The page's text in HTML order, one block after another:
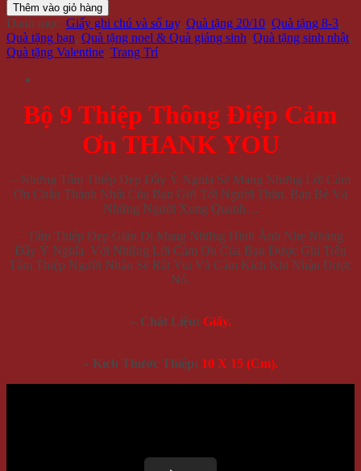
Thêm vào giỏ hàng
Danh mục: Giấy ghi chú và sổ tay, Quà tặng 20/10, Quà tặng 8-3,
Quà tặng bạn, Quà tặng noel & Quà giáng sinh, Quà tặng sinh nhật,
Quà tặng Valentine, Trang Trí
Bộ 9 Thiệp Thông Điệp Cảm
Ơn THANK YOU
– Những Tấm Thiệp Đẹp Đầy Ý Nghĩa Sẽ Mang Những Lời Cảm
Ơn Chân Thành Nhất Của Bạn Gửi Tới Người Thân, Bạn Bè Và
Những Người Xung Quanh…
– Tấm Thiệp Đẹp Giản Dị Mang Những Hình Ảnh Nhẹ Nhàng
Đầy Ý Nghĩa. Với Những Lời Cảm Ơn Của Bạn Được Ghi Trên
Tấm Thiệp Người Nhận Sẽ Rất Vui Và Cảm Kích Khi Nhận Được
Nó.
– Chất Liệu: Giấy.
– Kích Thước Thiệp: 10 X 15 (Cm).